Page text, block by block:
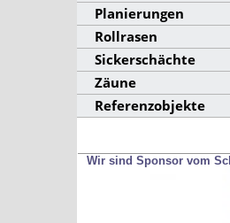
Planierungen
Rollrasen
Sickerschächte
Zäune
Referenzobjekte
Wir sind Sponsor vom